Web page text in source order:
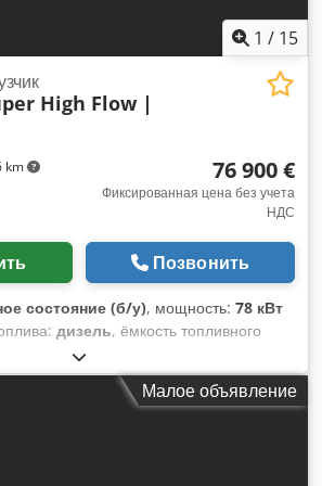
1 / 15
km
High Flow |
76 900 €
Фиксированная цена без учета
НДС
Позвонить
состояние (б/у), мощность: 78 кВт
дизель, ёмкость топливного
, высота подъема:
1 168 h, Оборудование:
цилиндров: 4 Chedozbi Sqepfx
Малое объявление